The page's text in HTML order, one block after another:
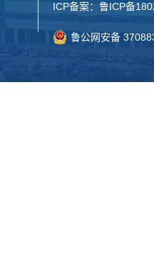
ICP备案： 鲁ICP备
鲁公网安备